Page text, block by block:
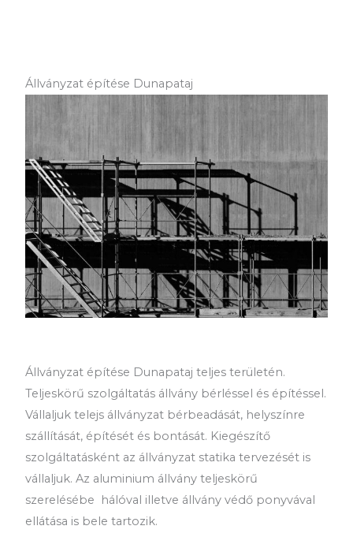
Állványzat építése Dunapataj
Állványzat építése Dunapataj teljes területén.
Teljeskörű szolgáltatás állvány bérléssel és építéssel.
Vállaljuk telejs állványzat bérbeadását, helyszínre
szállítását, építését és bontását. Kiegészítő
szolgáltatásként az állványzat statika tervezését is
vállaljuk. Az aluminium állvány teljeskörű
szerelésébe hálóval illetve állvány védő ponyvával
ellátása is bele tartozik.